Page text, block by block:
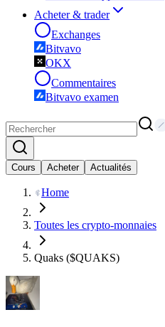
Acheter & trader
Exchanges
Bitvavo
OKX
Commentaires
Bitvavo examen
Cours Acheter Actualités
Home
Toutes les crypto-monnaies
Quaks ($QUAKS)